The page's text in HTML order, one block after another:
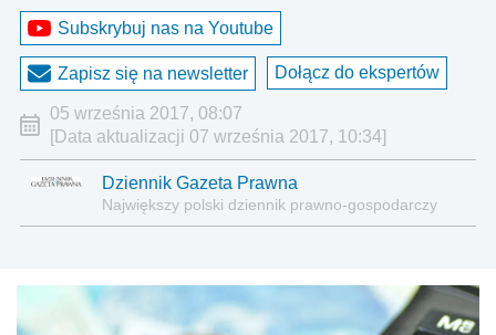
Subskrybuj nas na Youtube
Zapisz się na newsletter Dołącz do ekspertów
05 września 2017, 08:07
[Data aktualizacji 07 września 2017, 10:34]
Dziennik Gazeta Prawna
Największy polski dziennik prawno-gospodarczy